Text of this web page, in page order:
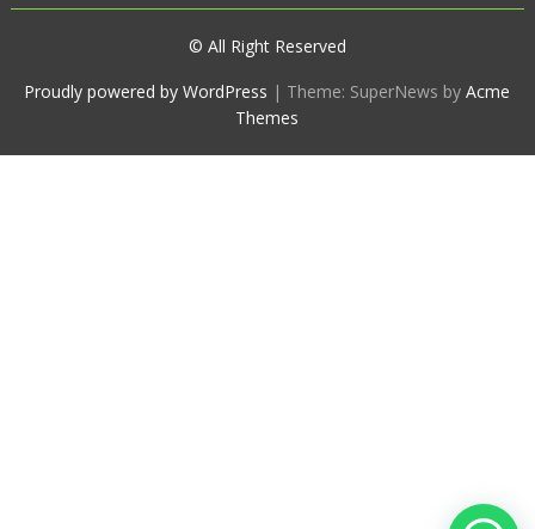
© All Right Reserved
Proudly powered by WordPress | Theme: SuperNews byAcme
Themes